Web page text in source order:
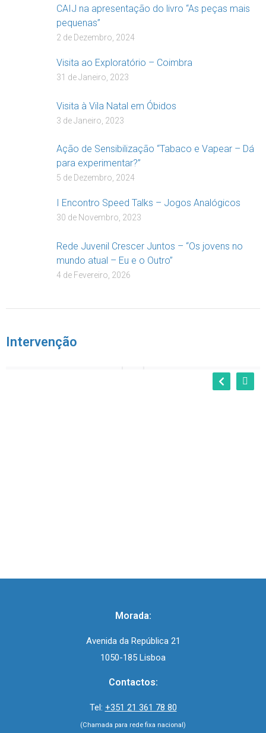
CAIJ na apresentação do livro “As peças mais
pequenas”
2 de Dezembro, 2024
Visita ao Exploratório – Coimbra
31 de Janeiro, 2023
Visita à Vila Natal em Óbidos
3 de Janeiro, 2023
Ação de Sensibilização “Tabaco e Vapear – Dá
para experimentar?”
5 de Dezembro, 2024
I Encontro Speed Talks – Jogos Analógicos
30 de Novembro, 2023
Rede Juvenil Crescer Juntos – “Os jovens no
mundo atual – Eu e o Outro”
4 de Fevereiro, 2026
Intervenção
Projecto Rua “Em Família Para Crescer”
Morada:
Avenida da República 21
1050-185 Lisboa
Contactos:
Tel: +351 21 361 78 80
(Chamada para rede fixa nacional)